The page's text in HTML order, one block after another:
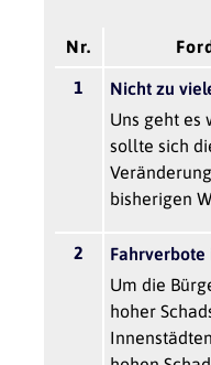
Nr.
1
Nicht zu
Uns geht es
sollte sich
bisherigen
2
Um die
hoher